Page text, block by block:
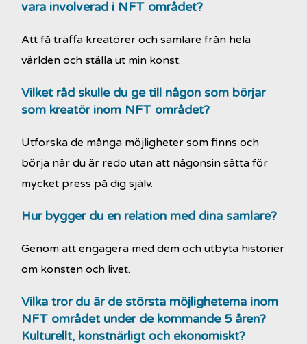
vara involverad i NFT området?
Att få träffa kreatörer och samlare från hela
världen och ställa ut min konst.
Vilket råd skulle du ge till någon som börjar
som kreatör inom NFT området?
Utforska de många möjligheter som finns och
börja när du är redo utan att någonsin sätta för
mycket press på dig själv.
Hur bygger du en relation med dina samlare?
Genom att engagera med dem och utbyta historier
om konsten och livet.
Vilka tror du är de största möjligheterna inom
NFT området under de kommande 5 åren?
Kulturellt, konstnärligt och ekonomiskt?